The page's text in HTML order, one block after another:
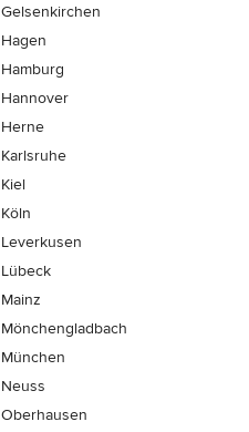
Gelsenkirchen
Hagen
Hamburg
Hannover
Herne
Karlsruhe
Kiel
Köln
Leverkusen
Lübeck
Mainz
Mönchen­gladbach
München
Neuss
Oberhausen